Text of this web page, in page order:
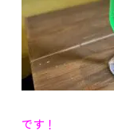
です！